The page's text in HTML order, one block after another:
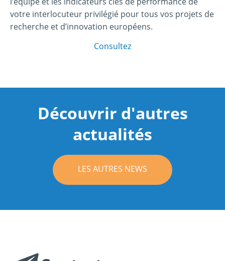
votre interlocuteur privilégié pour tous vos projets de
recherche et d’innovation européens.
Consultez
Découvrir d'autres
actualités
LES AUTRES NEWS